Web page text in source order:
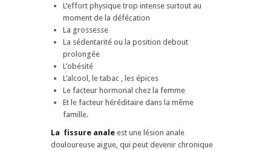
L’effort physique trop intense surtout au
moment de la défécation
La grossesse
La sédentarité ou la position debout
prolongée
L’obésité
L’alcool, le tabac , les épices
Le facteur hormonal chez la femme
Et le facteur héréditaire dans la même
famille.
La fissure anale est une lésion anale
douloureuse aigue, qui peut devenir chronique